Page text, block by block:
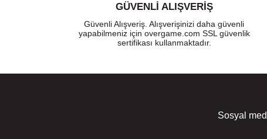
GÜVENLI ALIŞVERIŞ
Güvenli Alışveriş. Alışverişinizi daha güvenli
yapabilmeniz için overgame.com SSL güvenlik
sertifikası kullanmaktadır.
Sosyal